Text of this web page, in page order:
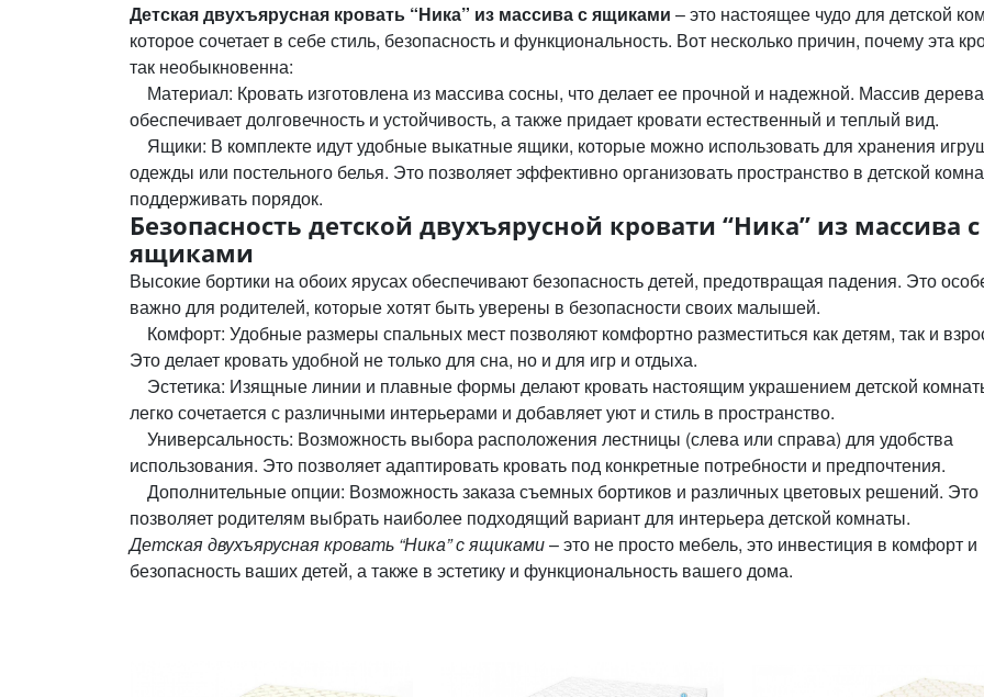
Детская двухъярусная кровать “Ника” из массива с ящиками – это настоящее чудо для детской
которое сочетает в себе стиль, безопасность и функциональность. Вот несколько причин, почему эта
так необыкновенна:
Материал: Кровать изготовлена из массива сосны, что делает ее прочной и надежной. Массив дерева
обеспечивает долговечность и устойчивость, а также придает кровати естественный и теплый вид.
Ящики: В комплекте идут удобные выкатные ящики, которые можно использовать для хранения
одежды или постельного белья. Это позволяет эффективно организовать пространство в детской
поддерживать порядок.
Безопасность детской двухъярусной кровати “Ника” из массива с
ящиками
Высокие бортики на обоих ярусах обеспечивают безопасность детей, предотвращая падения. Это
важно для родителей, которые хотят быть уверены в безопасности своих малышей.
Комфорт: Удобные размеры спальных мест позволяют комфортно разместиться как детям, так и
Это делает кровать удобной не только для сна, но и для игр и отдыха.
Эстетика: Изящные линии и плавные формы делают кровать настоящим украшением детской
легко сочетается с различными интерьерами и добавляет уют и стиль в пространство.
Универсальность: Возможность выбора расположения лестницы (слева или справа) для удобства
использования. Это позволяет адаптировать кровать под конкретные потребности и предпочтения.
Дополнительные опции: Возможность заказа съемных бортиков и различных цветовых решений. Это
позволяет родителям выбрать наиболее подходящий вариант для интерьера детской комнаты.
Детская двухъярусная кровать “Ника” с ящиками– это не просто мебель, это инвестиция в комфорт и
безопасность ваших детей, а также в эстетику и функциональность вашего дома.